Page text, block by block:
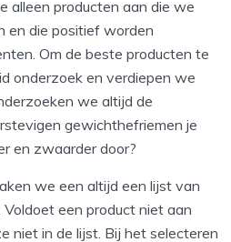
alleen producten aan die we
en die positief worden
Om de beste producten te
onderzoek en verdiepen we
we altijd de
gewichthefriemen je
en zwaarder door?
we een altijd een lijst van
een product niet aan
niet in de lijst. Bij het selecteren